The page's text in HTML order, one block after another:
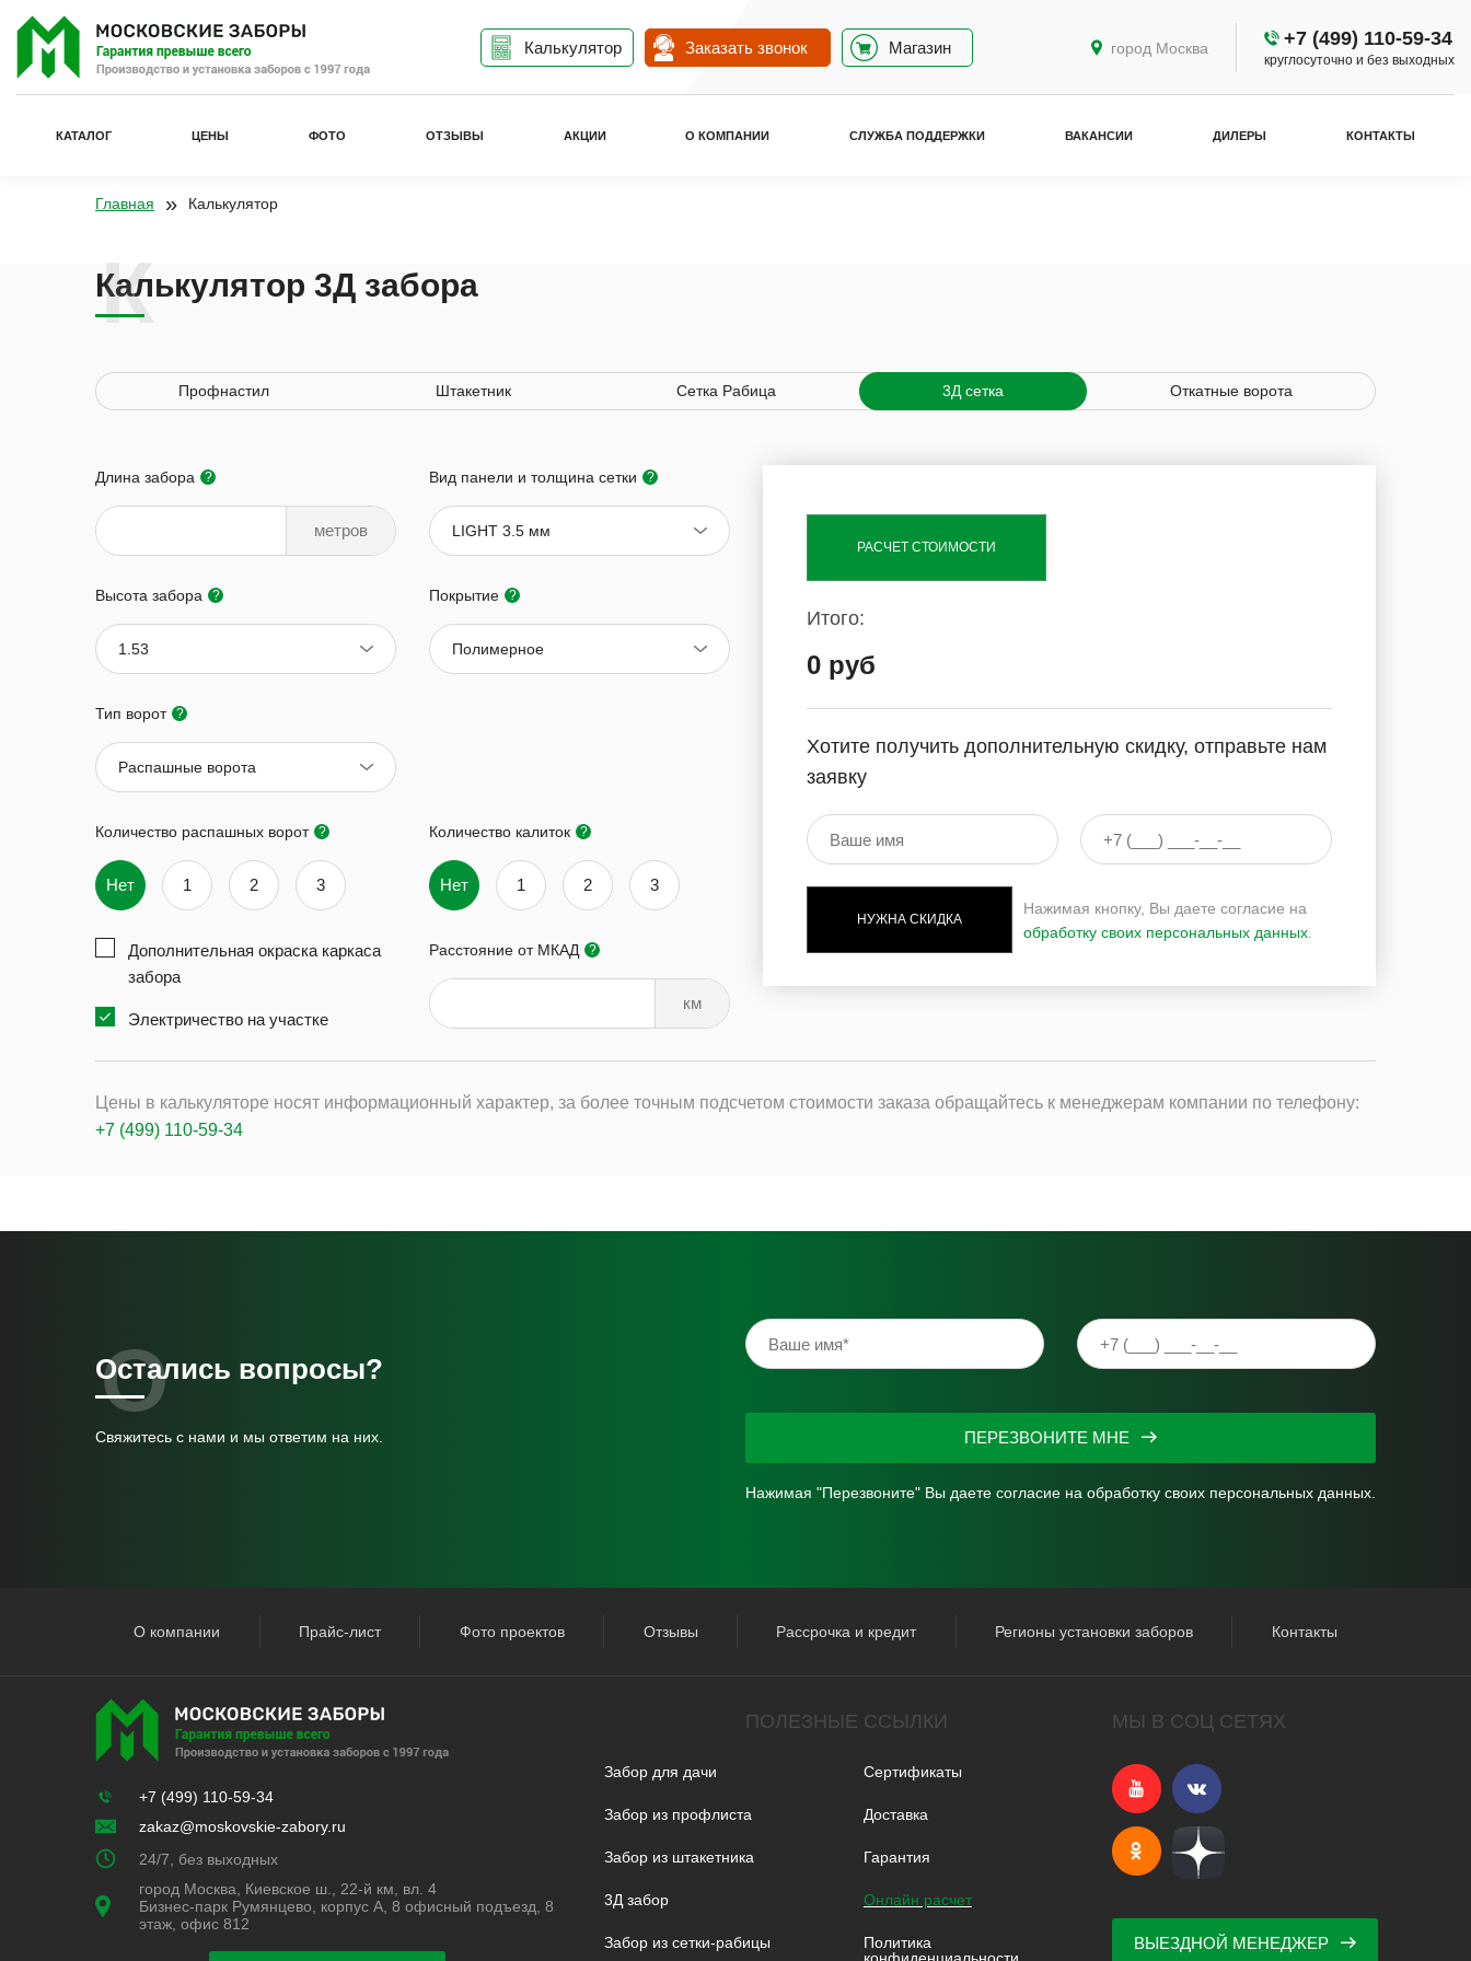
Калькулятор Заказать звонок Магазин
КАТАЛОГ ЦЕНЫ ФОТО ОТЗЫВЫ АКЦИИ О КОМПАНИИ СЛУЖБА ПОДДЕРЖКИ ВАКАНСИИ ДИЛЕРЫ КОНТАКТЫ
город Москва +7 (499) 110-59-34
круглосуточно и без выходных
Главная » Калькулятор
Калькулятор 3Д забора
Профнастил Штакетник Сетка Рабица 3Д сетка Откатные ворота
Длина забора ?
метров
Вид панели и толщина сетки ?
LIGHT 3.5 мм
Высота забора ?
1.53
Покрытие ?
Полимерное
Тип ворот ?
Распашные ворота
Количество распашных ворот ?
Нет 1 2 3
Количество калиток ?
Нет 1 2 3
Дополнительная окраска каркаса
забора
Электричество на участке
Расстояние от МКАД ?
км
РАСЧЕТ СТОИМОСТИ
Итого:
0 руб
Хотите получить дополнительную скидку, отправьте нам
заявку
НУЖНА СКИДКА
Нажимая кнопку, Вы даете согласие на
обработку своих персональных данных
Цены в калькуляторе носят информационный характер, за более точным подсчетом стоимости заказа обращайтесь к менеджерам компании по телефону:
+7 (499) 110-59-34
Остались вопросы?
Свяжитесь с нами и мы ответим на них. ПЕРЕЗВОНИТЕ МНЕ
Нажимая "Перезвоните" Вы даете согласие на обработку своих персональных данных.
О компании Прайс-лист Фото проектов Отзывы Рассрочка и кредит Регионы установки заборов Контакты
+7 (499) 110-59-34
zakaz@moskovskie-zabory.ru
24/7, без выходных
город Москва, Киевское ш., 22-й км, вл. 4
Бизнес-парк Румянцево, корпус А, 8 офисный подъезд, 8
этаж, офис 812
ПОЛЕЗНЫЕ ССЫЛКИ
Забор для дачи
Забор из профлиста
Забор из штакетника
3Д забор
Забор из сетки-рабицы
Сертификаты
Доставка
Гарантия
Онлайн расчет
Политика
МЫ В СОЦ СЕТЯХ
ВЫЕЗДНОЙ МЕНЕДЖЕР